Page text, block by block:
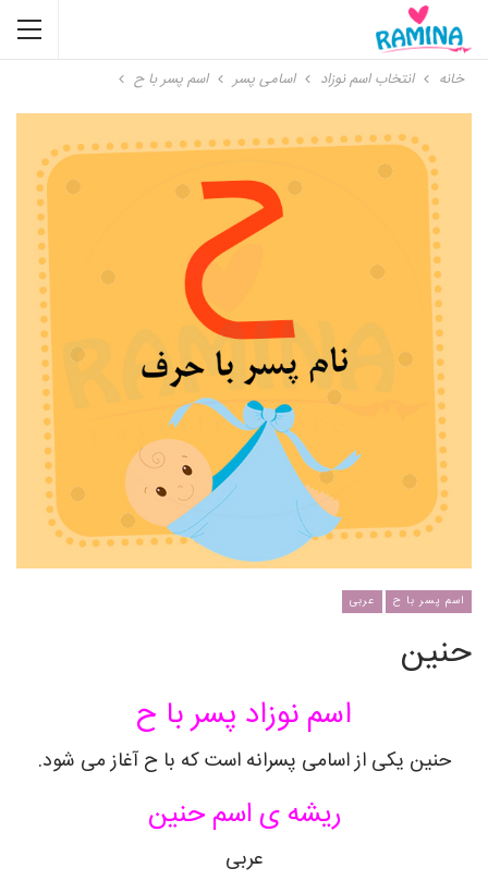
خانه انتخاب اسم نوزاد اسامی پسر اسم پسر با ح
اسم پسر با ح عربی
حنین
اسم نوزاد پسر با ح
حنین یکی از اسامی پسرانه است که با ح آغاز می شود.
ریشه ی اسمحنین
عربی